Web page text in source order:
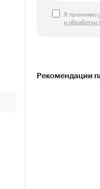
Я принимаю
и обработки
Рекомендации